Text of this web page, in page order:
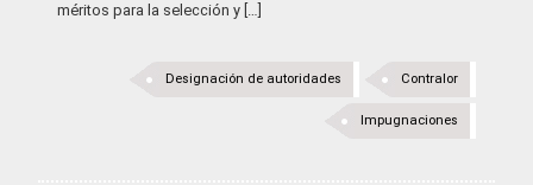
méritos para la selección y […]
Contralor
Designación de autoridades
Impugnaciones